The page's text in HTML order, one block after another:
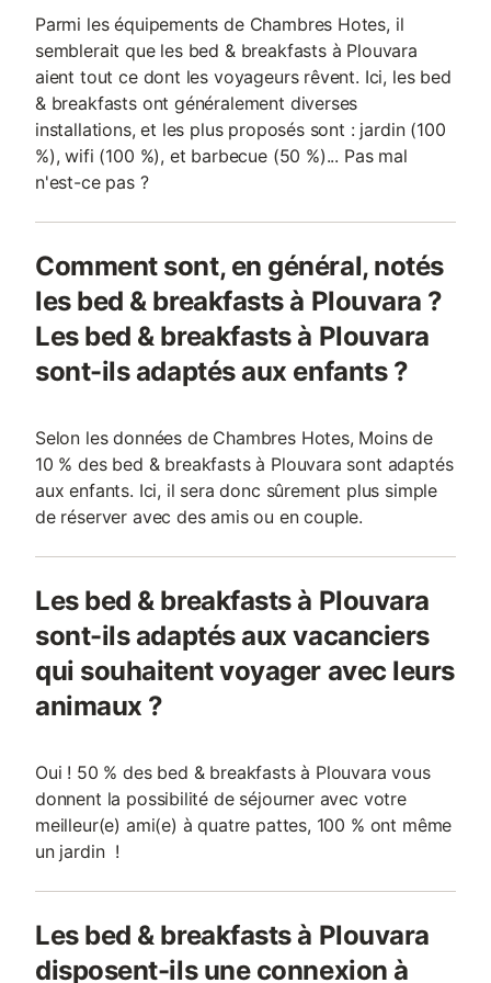
Parmi les équipements de Chambres Hotes, il
semblerait que les bed & breakfasts à Plouvara
aient tout ce dont les voyageurs rêvent. Ici, les bed
& breakfasts ont généralement diverses
installations, et les plus proposés sont : jardin (100
%), wifi (100 %), et barbecue (50 %)... Pas mal
n'est-ce pas ?
Comment sont, en général, notés
les bed & breakfasts à Plouvara ?
Les bed & breakfasts à Plouvara
sont-ils adaptés aux enfants ?
Selon les données de Chambres Hotes, Moins de
10 % des bed & breakfasts à Plouvara sont adaptés
aux enfants. Ici, il sera donc sûrement plus simple
de réserver avec des amis ou en couple.
Les bed & breakfasts à Plouvara
sont-ils adaptés aux vacanciers
qui souhaitent voyager avec leurs
animaux ?
Oui ! 50 % des bed & breakfasts à Plouvara vous
donnent la possibilité de séjourner avec votre
meilleur(e) ami(e) à quatre pattes, 100 % ont même
un jardin !
Les bed & breakfasts à Plouvara
disposent-ils une connexion à